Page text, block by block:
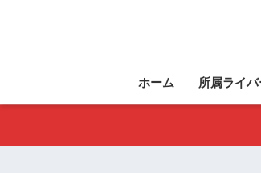
ホーム 所属ライバ